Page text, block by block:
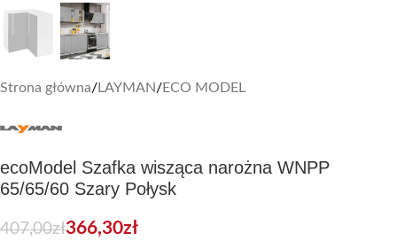
Strona główna/LAYMAN/ECO MODEL
ecoModel Szafka wisząca narożna WNPP
65/65/60 Szary Połysk
407,00zł366,30zł